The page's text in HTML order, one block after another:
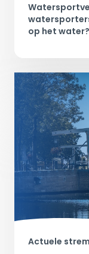
op het water?
Actuele